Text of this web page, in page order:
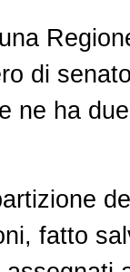
di
ne ha
fatto